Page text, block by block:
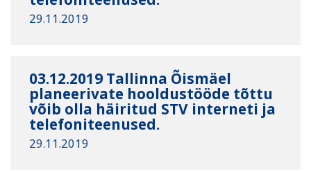
29.11.2019
03.12.2019 Tallinna Õismäel
planeerivate hooldustööde tõttu
võib olla häiritud STV interneti ja
telefoniteenused.
29.11.2019